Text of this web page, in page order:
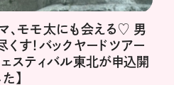
、モモ太にも会える♡ 男
す！バックヤードツアー
スティバル東北が申込開
】